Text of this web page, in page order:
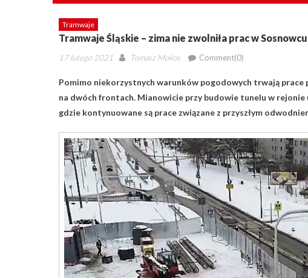
Tramwaje
Tramwaje Śląskie – zima nie zwolniła prac w
Posted
17 lutego 2021 Author
Tomasz Mokos Comment(0)
Pomimo niekorzystnych warunków pogodowych trwają
na dwóch frontach. Mianowicie przy budowie tunelu w rejonie
gdzie kontynuowane są prace związane z przyszłym